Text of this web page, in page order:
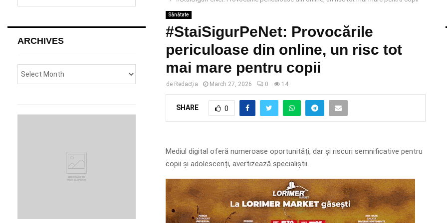
Sănătate
#StaiSigurPeNet: Provocările
periculoase din online, un risc tot
mai mare pentru copii
de Redacția March 27, 2026 0 14
SHARE 0
Mediul digital oferă numeroase oportunități, dar și riscuri semnificative pentru
copii și adolescenți, avertizează specialiștii.
h
o
:
H
ARCHIVES